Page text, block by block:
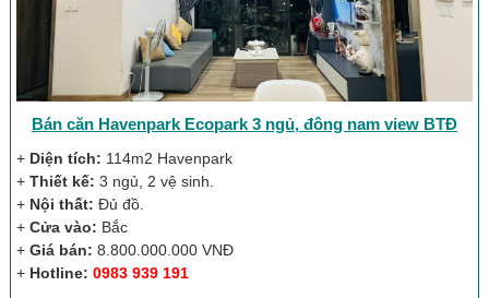
Bán căn Havenpark Ecopark 3 ngủ, đông nam view BTĐ
+ Diện tích: 114m2 Havenpark
+ Thiết kế: 3 ngủ, 2 vệ sinh.
+ Nội thất: Đủ đồ.
+ Cửa vào: Bắc
+ Giá bán: 8.800.000.000 VNĐ
+ Hotline: 0983 939 191